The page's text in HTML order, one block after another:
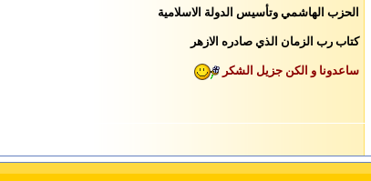
الحزب الهاشمي وتأسيس الدولة الاسلامية
كتابرب الزمان الذي صادره الازهر
ساعدونا و الكن جزيل الشكر